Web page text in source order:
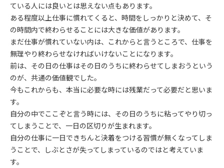
ている人には良いとは思えない点もあります。
ある程度以上仕事に慣れてくると、時間をしっかりと決めて、そ
の時間内で終わらせることには大きな価値があります。
まだ仕事が慣れていない内は、これからと言うところで、仕事を
無理やり終わらせなければいけないことになります。
前は、その日の仕事はその日のうちに終わらせてしまおうという
のが、共通の価値観でした。
今もこれからも、本当に必要な時には残業だって必要だと思いま
す。
自分の中でここぞと言う時には、その日のうちに粘ってやり切っ
てしまうことで、一日の区切りが生まれます。
自分の仕事に一日できちんと決着をつける習慣が無くなってしま
うことで、しぶとさが失ってしまっているのではと考えていま
す。